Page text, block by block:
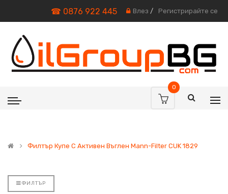
☎ 0876 922 445 Влез / Регистрирайте се
0
Филтър Купе С Активен Въглен Mann-Filter CUK 1829
ФИЛТЪР